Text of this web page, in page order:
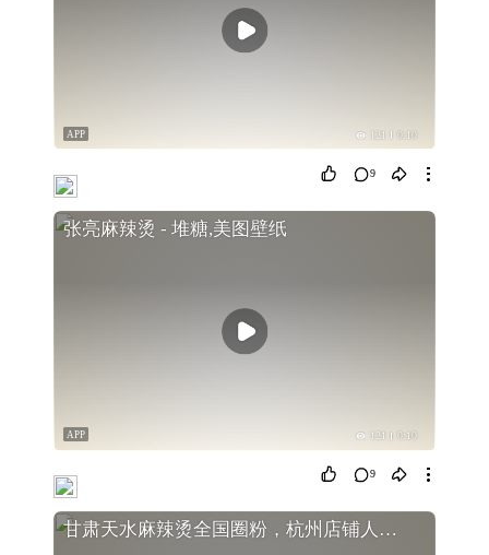
121 0:10
APP
9
张亮麻辣烫 - 堆糖,美图壁纸
121 0:10
APP
9
甘肃天水麻辣烫全国圈粉，杭州店铺人气爆满，“尔滨”人也来打卡